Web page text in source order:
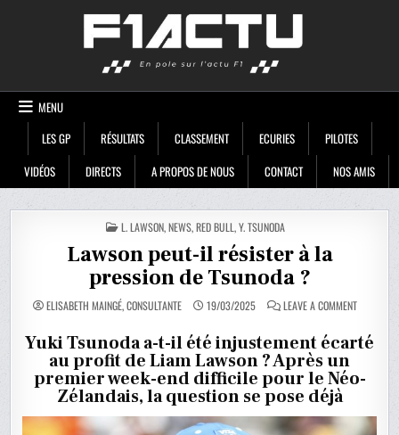
MENU
LES GP
RÉSULTATS CLASSEMENT ECURIES
PILOTES
VIDÉOS
DIRECTS A PROPOS DE NOUS CONTACT NOS AMIS
POSTED
IN
L. LAWSON,NEWS,RED BULL,Y. TSUNODA
Lawson peut-il résister à la
pression de Tsunoda ?
ELISABETH MAINGÉ, CONSULTANTE 19/03/2025 LEAVE A COMMENTON
IL
RÉSISTER
PRESSION
Yuki Tsunoda a-t-il été injustement écarté
au profit de Liam Lawson ? Après un
premier week-end difficile pour le Néo-
Zélandais, la question se pose déjà